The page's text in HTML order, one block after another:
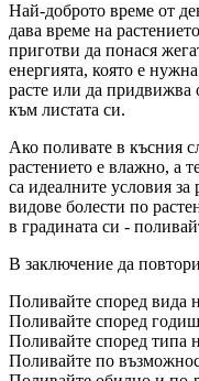
Най-доброто време от
дава време на
приготви да понася
енергията, която е
расте или да придвижва
към листата си.
Ако поливате в късния
растението е влажно, а
са идеалните условия
видове болести по
в градината си -
В заключение да
Поливайте според вида
Поливайте според
Поливайте според типа
Поливайте по